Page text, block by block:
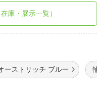
庫・展示一覧）
ーストリッチ ブルー 輪